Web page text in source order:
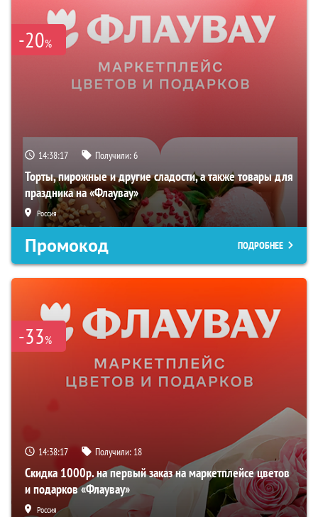
-20%
14:38:17 Получили:6
Торты, пирожные и другие сладости, а также товары для
праздника на «Флаувау»
Россия
Промокод ПОДРОБНЕЕ
-33%
14:38:17 Получили: 18
Скидка 1000р. на первый заказ на маркетплейсе цветов
и подарков «Флаувау»
Россия